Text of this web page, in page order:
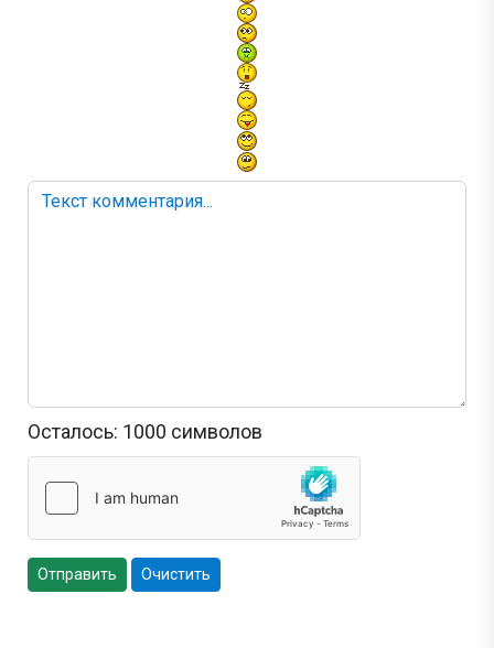
Осталось: 1000 символов
Отправить Очистить